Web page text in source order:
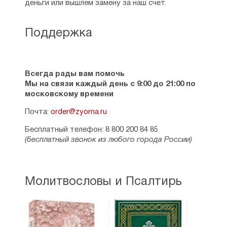
▪ Святителю Спиридону, епископу
Воронежскому — 340
▪ Преподобным Ксенофонту и Марии — 343
▪ Мученикам Евстафию Плакиде и Евфимии —
343
▪ Преподобным Кириллу и Марии, родителям
преподобного Сергия Радонежского — 345
▪ Святым благоверным князьям Петру
и Февронии Муромским — 346
▪ Блаженной Ксении Петербургской — 348
▪ Святителю Алексию Московскому — 349
Пергамскому — 350
▪ Великомученику Артемию — 351
Поддержка
Всегда рады вам помочь
Мы на связи каждый день с 9:00 до 21:00 по
московскому времени
Почта: order@zyorna.ru
Бесплатный телефон: 8 800 200 84 85
(бесплатный звонок из любого города России)
деньги или вышлем замену за наш счет.
Молитвословы и Псалтирь